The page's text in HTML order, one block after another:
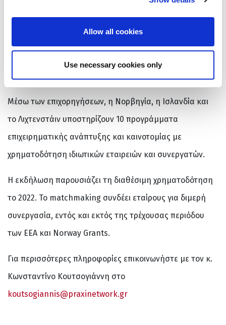
Allow all cookies
Use necessary cookies only
και το Λιχτενστάιν σε όλα τα έργα. Τα ΕΕΑ και Norway
Μέσω των επιχορηγήσεων, η Νορβηγία, η Ισλανδία και
το Λιχτενστάιν υποστηρίζουν 10 προγράμματα
επιχειρηματικής ανάπτυξης και καινοτομίας με
χρηματοδότηση ιδιωτικών εταιρειών και συνεργατών.
Η εκδήλωση παρουσιάζει τη διαθέσιμη χρηματοδότηση
το 2022. Το matchmaking συνδέει εταίρους για διμερή
συνεργασία, εντός και εκτός της τρέχουσας περιόδου
των ΕΕΑ και Norway Grants.
Για περισσότερες πληροφορίες επικοινωνήστε με τον κ.
Κωνσταντίνο Κουτσογιάννη στο
koutsogiannis@praxinetwork.gr